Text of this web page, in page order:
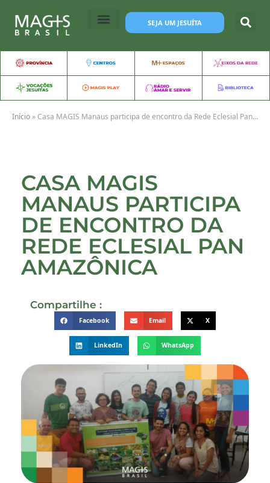
SEJA UM JESUÍTA
Início »Casa MAGIS Manaus participa de encontro da Rede Eclesial Pan Amazônica
CASA MAGIS
MANAUS PARTICIPA
DE ENCONTRO DA
REDE ECLESIAL PAN
AMAZÔNICA
Compartilhe :
Facebook Email X
LinkedIn WhatsApp